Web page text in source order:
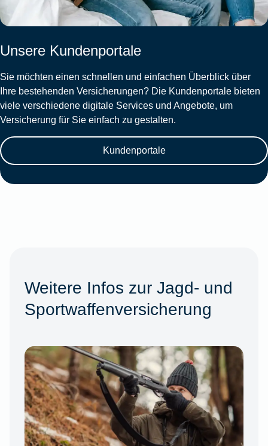
Unsere Kundenportale
Sie möchten einen schnellen und einfachen Überblick über
Ihre bestehenden Versicherungen? Die Kundenportale bieten
viele verschiedene digitale Services und Angebote, um
Versicherung für Sie einfach zu gestalten.
Kundenportale
Weitere Infos zur Jagd- und
Sportwaffenversicherung